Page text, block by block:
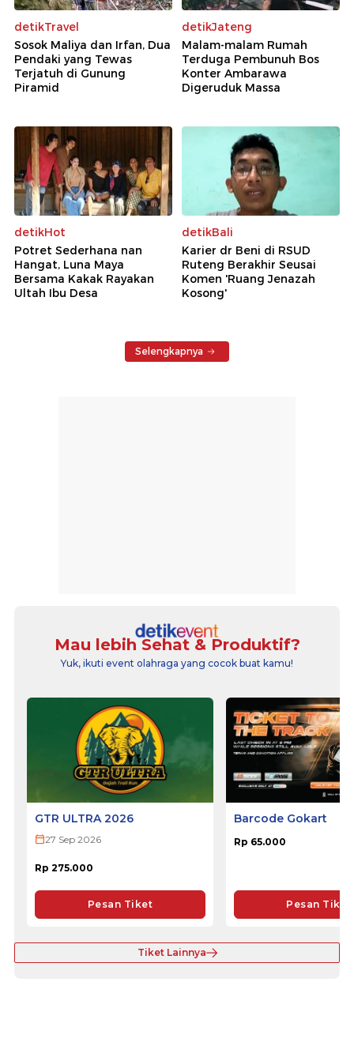
detikTravel
Sosok Maliya dan Irfan, Dua
Pendaki yang Tewas
Terjatuh di Gunung
Piramid
detikJateng
Malam-malam Rumah
Terduga Pembunuh Bos
Konter Ambarawa
Digeruduk Massa
detikHot
Potret Sederhana nan
Hangat, Luna Maya
Bersama Kakak Rayakan
Ultah Ibu Desa
detikBali
Karier dr Beni di RSUD
Ruteng Berakhir Seusai
Komen 'Ruang Jenazah
Kosong'
Selengkapnya
Mau lebih Sehat & Produktif?
Yuk, ikuti event olahraga yang cocok buat kamu!
GTR ULTRA 2026
27 Sep 2026
Rp 275.000
Pesan Tiket
Barcode Gokart
Rp 65.000
Pesan Tiket
Tiket Lainnya